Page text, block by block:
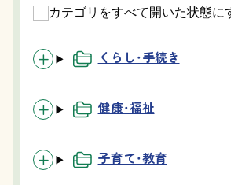
カテゴリをすべて開いた状態に
くらし・手続き
健康・福祉
子育て・教育